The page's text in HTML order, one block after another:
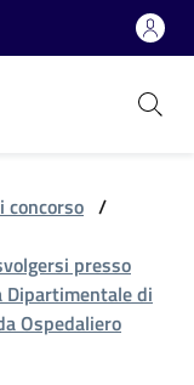
concorso /
presso
Dipartimentale di
Ospedaliero